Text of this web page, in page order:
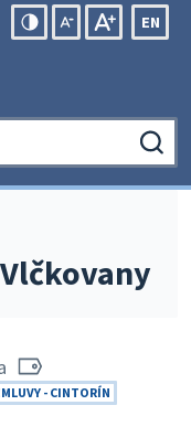
EN
- CINTORÍN